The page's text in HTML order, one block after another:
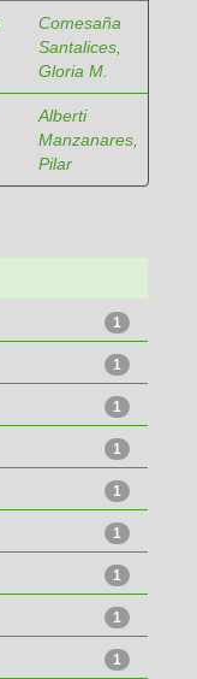
Comesaña
Santalices,
Gloria M.
Alberti
Manzanares,
Pilar
1
1
1
1
1
1
1
1
1